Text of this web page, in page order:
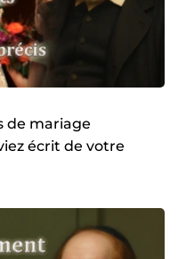
de mariage
écrit de votre